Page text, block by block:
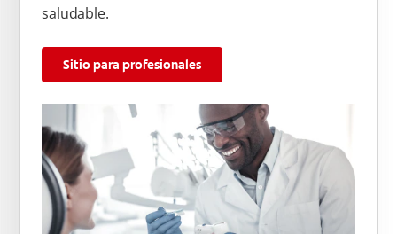
saludable.
Sitio para profesionales